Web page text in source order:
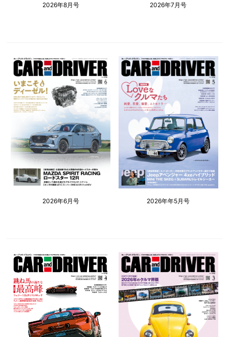
2026年8月号 2026年7月号
2026年6月号 2026年年5月号